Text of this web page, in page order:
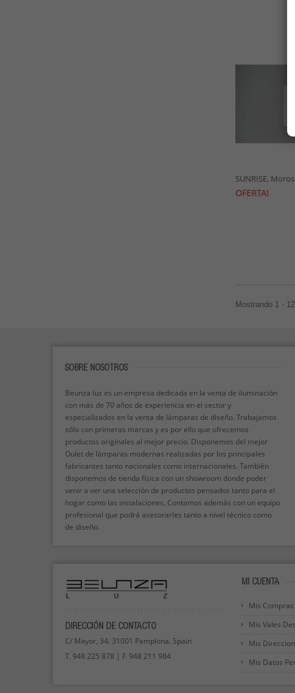
SUNRISE,
OFERTA!
Mostrando 1 -
SOBRE NOSOTROS
Beunza luz es un empresa dedicada en la venta de iluminación
con más de 70 años de experiencia en el sector y
especializados en la venta de lámparas de diseño. Trabajamos
sólo con primeras marcas y es por ello que ofrecemos
productos originales al mejor precio. Disponemos del mejor
Oulet de lámparas modernas realizadas por los principales
fabricantes tanto nacionales como internacionales. También
disponemos de tienda física con un showroom donde poder
venir a ver una selección de productos pensados tanto para el
hogar como las instalaciones. Contamos además con un equipo
profesional que podrá asesorarles tanto a nivel técnico como
de diseño.
DIRECCIÓN DE CONTACTO
C/ Mayor, 34. 31001 Pamplona. Spain
T. 948 225 878 | F. 948 211 984
MI CUENTA
Mis Compras
Mis Vales
Mis
Mis Datos